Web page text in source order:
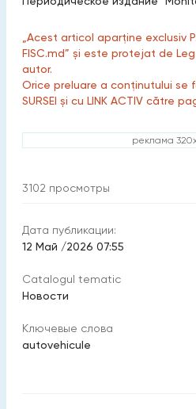
„Acest articol aparține exclusiv
FISC.md” și este protejat de
autor.
Orice preluare a conținutului se
SURSEI și cu LINK ACTIV către
реклама
3102 просмотры
Дата публикации:
12 Май /2026 07:55
Catalogul tematic
Новости
Ключевые слова
autovehicule